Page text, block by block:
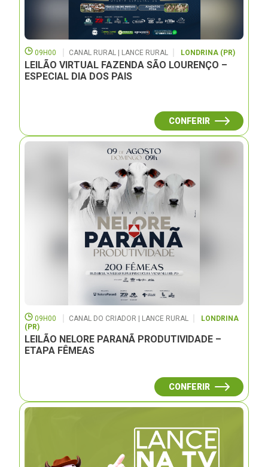
09H00 CANAL RURAL | LANCE RURAL LONDRINA (PR)
LEILÃO VIRTUAL FAZENDA SÃO LOURENÇO –
ESPECIAL DIA DOS PAIS
CONFERIR
09H00 CANAL DO CRIADOR | LANCE RURAL
LONDRINA
(PR)
LEILÃO NELORE PARANÃ PRODUTIVIDADE –
ETAPA FÊMEAS
CONFERIR